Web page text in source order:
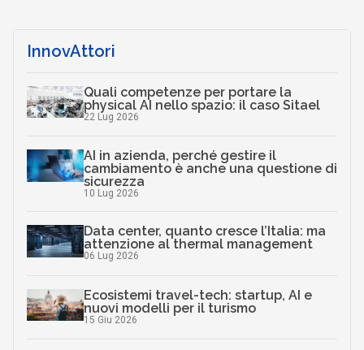
InnovAttori
Quali competenze per portare la
physical AI nello spazio: il caso Sitael
22 Lug 2026
AI in azienda, perché gestire il
cambiamento è anche una questione di
sicurezza
10 Lug 2026
Data center, quanto cresce l’Italia: ma
attenzione al thermal management
06 Lug 2026
Ecosistemi travel-tech: startup, AI e
nuovi modelli per il turismo
15 Giu 2026